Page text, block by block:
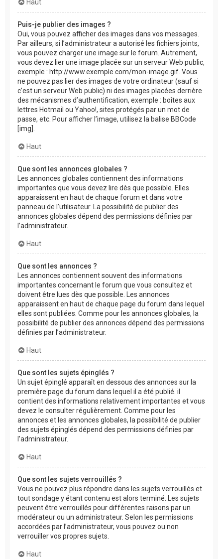
Haut
Puis-je publier des images ?
Oui, vous pouvez afficher des images dans vos messages.
Par ailleurs, si l’administrateur a autorisé les fichiers joints,
vous pouvez charger une image sur le forum. Autrement,
vous devez lier une image placée sur un serveur Web public,
exemple : http://www.exemple.com/mon-image.gif. Vous
ne pouvez pas lier des images de votre ordinateur (sauf si
c’est un serveur Web public) ni des images placées derrière
des mécanismes d’authentification, exemple : boîtes aux
lettres Hotmail ou Yahoo!, sites protégés par un mot de
passe, etc. Pour afficher l’image, utilisez la balise BBCode
[img].
Haut
Que sont les annonces globales ?
Les annonces globales contiennent des informations
importantes que vous devez lire dès que possible. Elles
apparaissent en haut de chaque forum et dans votre
panneau de l’utilisateur. La possibilité de publier des
annonces globales dépend des permissions définies par
l’administrateur.
Haut
Que sont les annonces ?
Les annonces contiennent souvent des informations
importantes concernant le forum que vous consultez et
doivent être lues dès que possible. Les annonces
apparaissent en haut de chaque page du forum dans lequel
elles sont publiées. Comme pour les annonces globales, la
possibilité de publier des annonces dépend des permissions
définies par l’administrateur.
Haut
Que sont les sujets épinglés ?
Un sujet épinglé apparaît en dessous des annonces sur la
première page du forum dans lequel il a été publié. il
contient des informations relativement importantes et vous
devez le consulter régulièrement. Comme pour les
annonces et les annonces globales, la possibilité de publier
des sujets épinglés dépend des permissions définies par
l’administrateur.
Haut
Que sont les sujets verrouillés ?
Vous ne pouvez plus répondre dans les sujets verrouillés et
tout sondage y étant contenu est alors terminé. Les sujets
peuvent être verrouillés pour différentes raisons par un
modérateur ou un administrateur. Selon les permissions
accordées par l’administrateur, vous pouvez ou non
verrouiller vos propres sujets.
Haut